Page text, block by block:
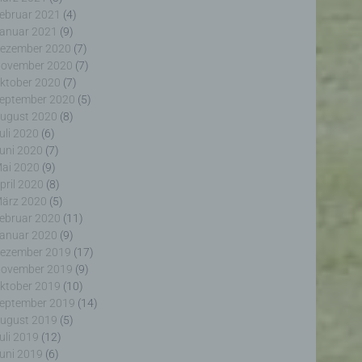
2021 (4)
2021 (9)
2020 (7)
2020 (7)
2020 (7)
2020 (5)
2020 (8)
2020 (6)
2020 (7)
2020 (9)
2020 (8)
2020 (5)
2020 (11)
2020 (9)
2019 (17)
2019 (9)
2019 (10)
2019 (14)
2019 (5)
2019 (12)
2019 (6)